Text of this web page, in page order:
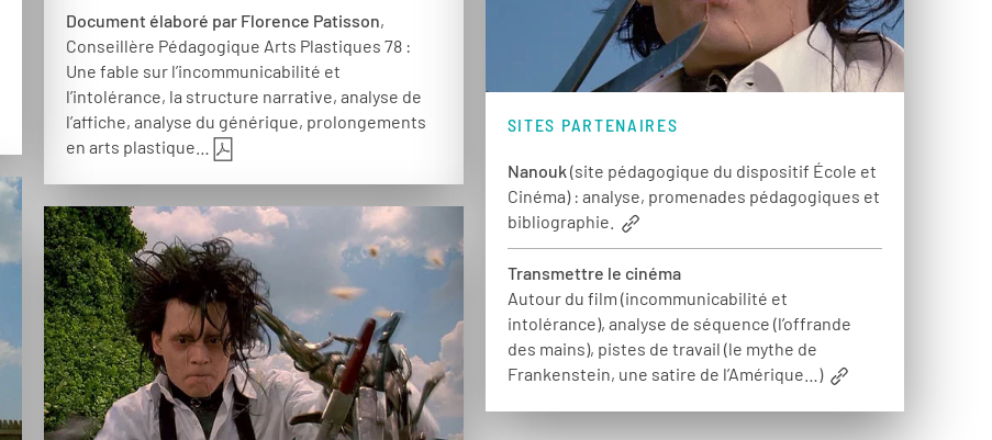
Document élaboré par Florence Patisson,
Conseillère Pédagogique Arts Plastiques 78 :
Une fable sur l’incommunicabilité et
l’intolérance, la structure narrative, analyse de
l’affiche, analyse du générique, prolongements
en arts plastique…
SITES PARTENAIRES
Nanouk(site pédagogique du dispositif École et
Cinéma) : analyse, promenades pédagogiques et
bibliographie.
Transmettre le cinéma
Autour du film (incommunicabilité et
intolérance), analyse de séquence (l’offrande
des mains), pistes de travail (le mythe de
Frankenstein, une satire de l’Amérique…)